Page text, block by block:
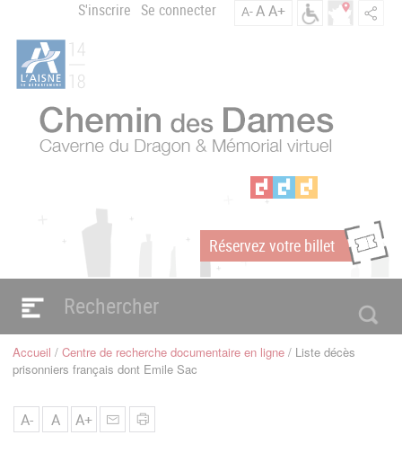
contenu
principal
Menu
du
compte
l'utilisateur
S'inscrire Se connecter A-AA+
i
n
a
m
e
Réservez votre billet
Navigation
principale
Fil
Accueil Centre de recherche documentaire en ligne Liste décès
prisonniers français dont Emile Sac
A- A A+